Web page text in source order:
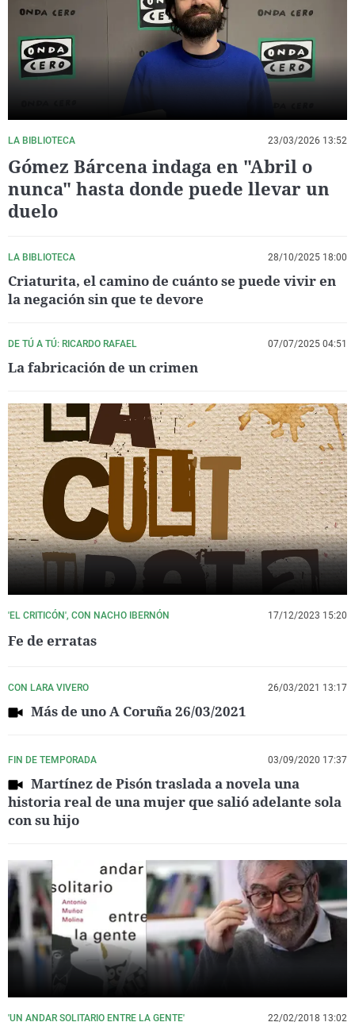
La rosa de los vientos
Gente viajera
Como el perro y el
Retornados
Equipo de
Operación Viuda
Extremadura
Galicia
La Rioja
Navarra
País Vasco
Virales
Televisión
Elecciones
LA BIBLIOTECA 23/03/2026 13:52
Gómez Bárcena indaga en "Abril o
nunca" hasta donde puede llevar un
duelo
LA BIBLIOTECA 28/10/2025 18:00
Criaturita, el camino de cuánto se puede vivir en
la negación sin que te devore
DE TÚ A TÚ: RICARDO RAFAEL 07/07/2025 04:51
La fabricación de un crimen
'EL CRITICÓN', CON NACHO IBERNÓN 17/12/2023 15:20
Fe de erratas
CON LARA VIVERO 26/03/2021 13:17
Más de uno A Coruña 26/03/2021
FIN DE TEMPORADA 03/09/2020 17:37
Martínez de Pisón traslada a novela una
historia real de una mujer que salió adelante sola
con su hijo
'UN ANDAR SOLITARIO ENTRE LA GENTE' 22/02/2018 13:02